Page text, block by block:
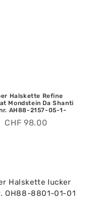
Halskette Refine
Mondstein Da Shanti
AH88-2157-05-1-
CHF 98.00